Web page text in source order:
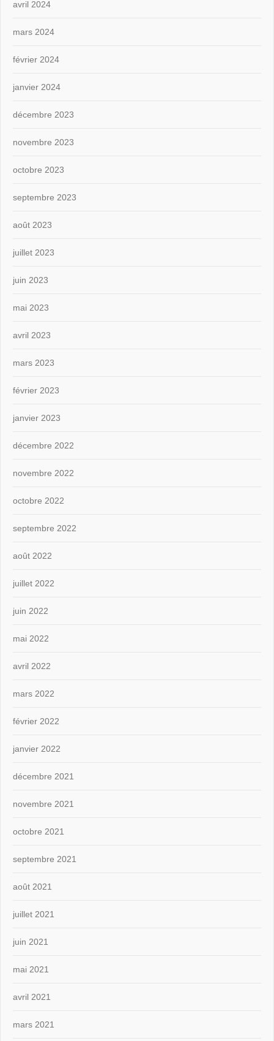
avril 2024
mars 2024
février 2024
janvier 2024
décembre 2023
novembre 2023
octobre 2023
septembre 2023
août 2023
juillet 2023
juin 2023
mai 2023
avril 2023
mars 2023
février 2023
janvier 2023
décembre 2022
novembre 2022
octobre 2022
septembre 2022
août 2022
juillet 2022
juin 2022
mai 2022
avril 2022
mars 2022
février 2022
janvier 2022
décembre 2021
novembre 2021
octobre 2021
septembre 2021
août 2021
juillet 2021
juin 2021
mai 2021
avril 2021
mars 2021